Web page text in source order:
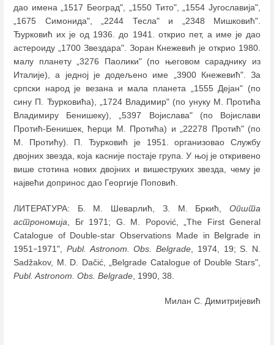
дао имена „1517 Београд", „1550 Тито", „1554 Југославија",
„1675 Симонида", „2244 Тесла" и „2348 Мишковић".
Ђурковић их је од 1936. до 1941. открио пет, а име је дао
астероиду „1700 Звездара". Зоран Кнежевић је открио 1980.
малу планету „3276 Паолики" (по његовом сараднику из
Италије), а једној је додељено име „3900 Кнежевић". За
српски народ је везана и мала планета „1555 Дејан" (по
сину П. Ђурковића), „1724 Владимир" (по унуку М. Протића
Владимиру Бенишеку), „5397 Војислава" (по Војислави
Протић-Бенишек, ћерци М. Протића) и „22278 Протић" (по
М. Протићу). П. Ђурковић је 1951. организовао Службу
двојних звезда, која касније постаје група. У њој је откривено
више стотина нових двојних и вишеструких звезда, чему је
највећи допринос дао Георгије Поповић.
ЛИТЕРАТУРА: Б. М. Шеварлић, З. М. Бркић, Општа
астрономија , Бг 1971; G. M. Popović, „The First General
Catalogue of Double-star Observations Made in Belgrade in
1951 –1971", Publ. Astronom. Obs. Belgrade , 1974, 19; S. N.
Sadžakov, M. D. Dačić, „Belgrade Саtalogue of Double Stars",
Publ. Astronom. Obs. Belgrade , 1990, 38.
Милан С. Димитријевић